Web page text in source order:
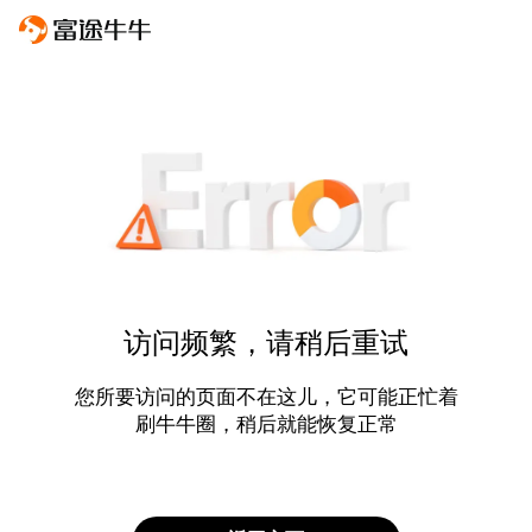
访问频繁，请稍后重试
您所要访问的页面不在这儿，它可能正忙着
刷牛牛圈，稍后就能恢复正常